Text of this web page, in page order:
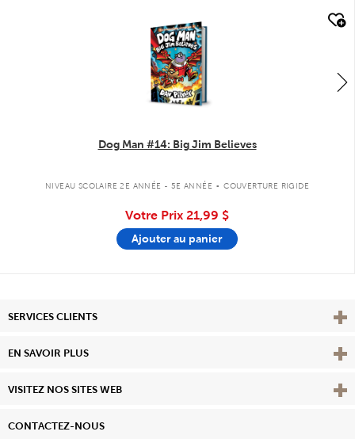
Dog Man #14: Big Jim Believes
NIVEAU SCOLAIRE 2E ANNÉE - 5E ANNÉE . COUVERTURE RIGIDE
Votre Prix 21,99 $
Ajouter au panier
SERVICES CLIENTS
EN SAVOIR PLUS View
VISITEZ NOS SITES WEB
CONTACTEZ-NOUS